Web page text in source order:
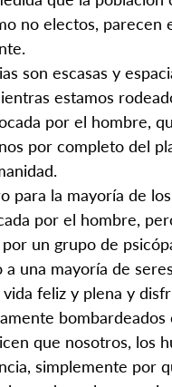
no electos, parecen
son escasas y
estamos
por el hombre,
por completo del
para la mayoría de
por el hombre,
un grupo de
a una mayoría de
feliz y plena y
que nosotros, los
simplemente por